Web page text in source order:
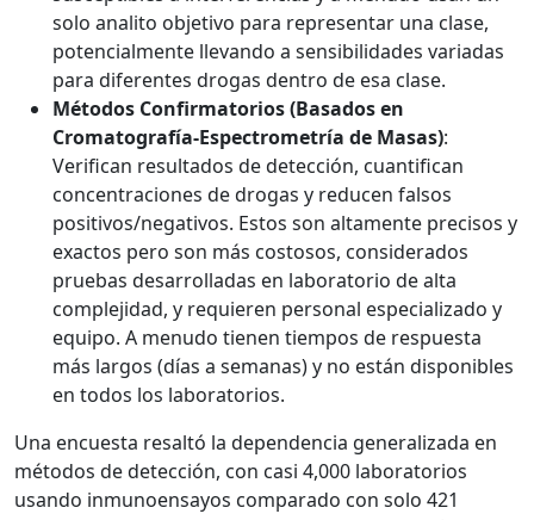
solo analito objetivo para representar una clase,
potencialmente llevando a sensibilidades variadas
para diferentes drogas dentro de esa clase.
Métodos Confirmatorios (Basados en
Cromatografía-Espectrometría de Masas):
Verifican resultados de detección, cuantifican
concentraciones de drogas y reducen falsos
positivos/negativos. Estos son altamente precisos y
exactos pero son más costosos, considerados
pruebas desarrolladas en laboratorio de alta
complejidad, y requieren personal especializado y
equipo. A menudo tienen tiempos de respuesta
más largos (días a semanas) y no están disponibles
en todos los laboratorios.
Una encuesta resaltó la dependencia generalizada en
métodos de detección, con casi 4,000 laboratorios
usando inmunoensayos comparado con solo 421